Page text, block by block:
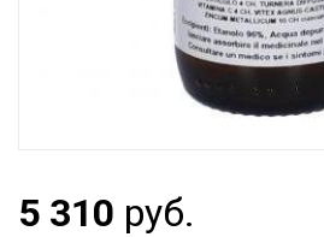
5 310 руб.